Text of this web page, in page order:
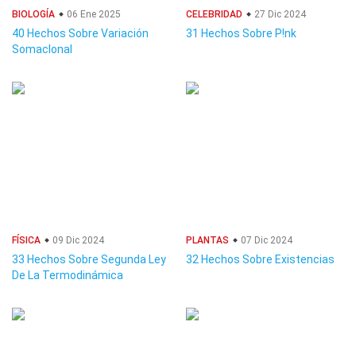
BIOLOGÍA 06 Ene 2025
40 Hechos Sobre Variación
Somaclonal
CELEBRIDAD 27 Dic 2024
31 Hechos Sobre P!nk
FÍSICA 09 Dic 2024
33 Hechos Sobre Segunda Ley
De La Termodinámica
PLANTAS 07 Dic 2024
32 Hechos Sobre Existencias